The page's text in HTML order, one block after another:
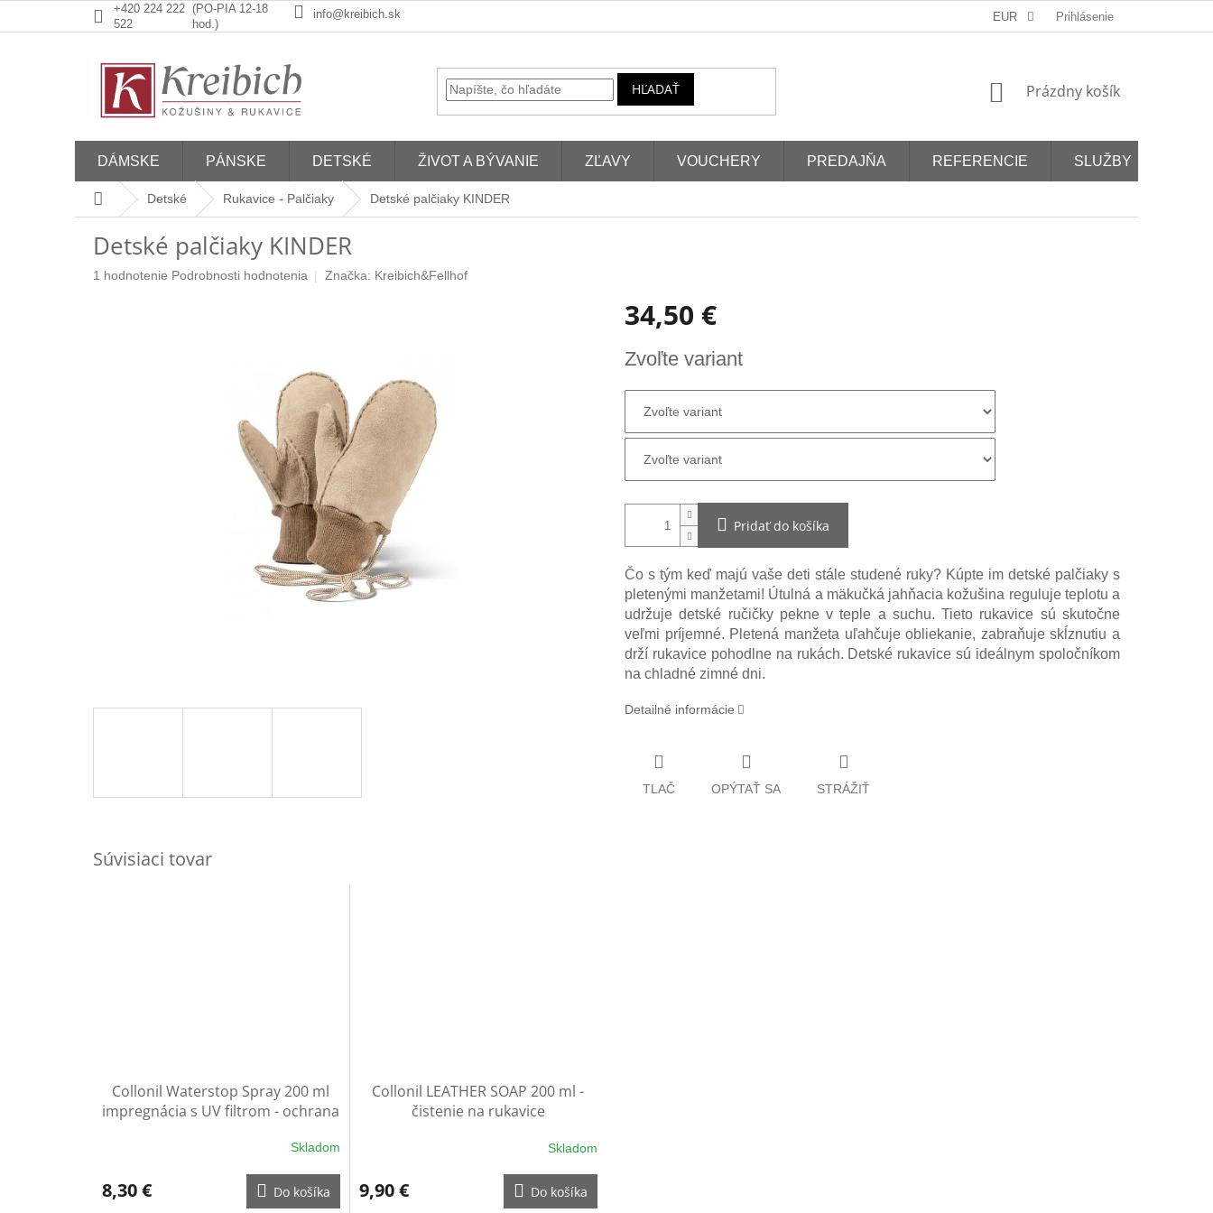
+420 224 222
522
(PO-PIA 12-18
hod.)
info@kreibich.sk EUR Prihlásenie
HĽADAŤ
NÁKUPNÝ
Prázdny košík
DÁMSKE PÁNSKE DETSKÉ ŽIVOT A BÝVANIE ZĽAVY VOUCHERY PREDAJŇA REFERENCIE SLUŽBY
DomovDetské Rukavice - Palčiaky Detské palčiaky KINDER
Detské palčiaky KINDER
Priemerné
1 hodnotenie Podrobnosti hodnotenia Značka: Kreibich&Fellhof
34,50 €
cena:
Zvoľte variant
Pridať do košíka
Čo s tým keď majú vaše deti stále studené ruky? Kúpte im detské palčiaky s
pletenými manžetami! Útulná a mäkučká jahňacia kožušina reguluje teplotu a
udržuje detské ručičky pekne v teple a suchu. Tieto rukavice sú skutočne
veľmi príjemné. Pletená manžeta uľahčuje obliekanie, zabraňuje skĺznutiu a
drží rukavice pohodlne na rukách. Detské rukavice sú ideálnym spoločníkom
na chladné zimné dni.
Detailné informácie
TLAČ OPÝTAŤ SA STRÁŽIŤ
Súvisiaci tovar
Collonil Waterstop Spray 200 ml
impregnácia s UV filtrom - ochrana
Skladom
8,30 € Do košíka
Collonil LEATHER SOAP 200 ml -
čistenie na rukavice
Skladom
9,90 € Do košíka